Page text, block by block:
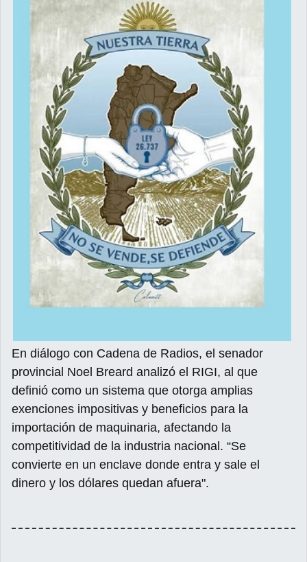
En diálogo con Cadena de Radios, el senador
provincial Noel Breard analizó el RIGI, al que
definió como un sistema que otorga amplias
exenciones impositivas y beneficios para la
importación de maquinaria, afectando la
competitividad de la industria nacional. “Se
convierte en un enclave donde entra y sale el
dinero y los dólares quedan afuera".